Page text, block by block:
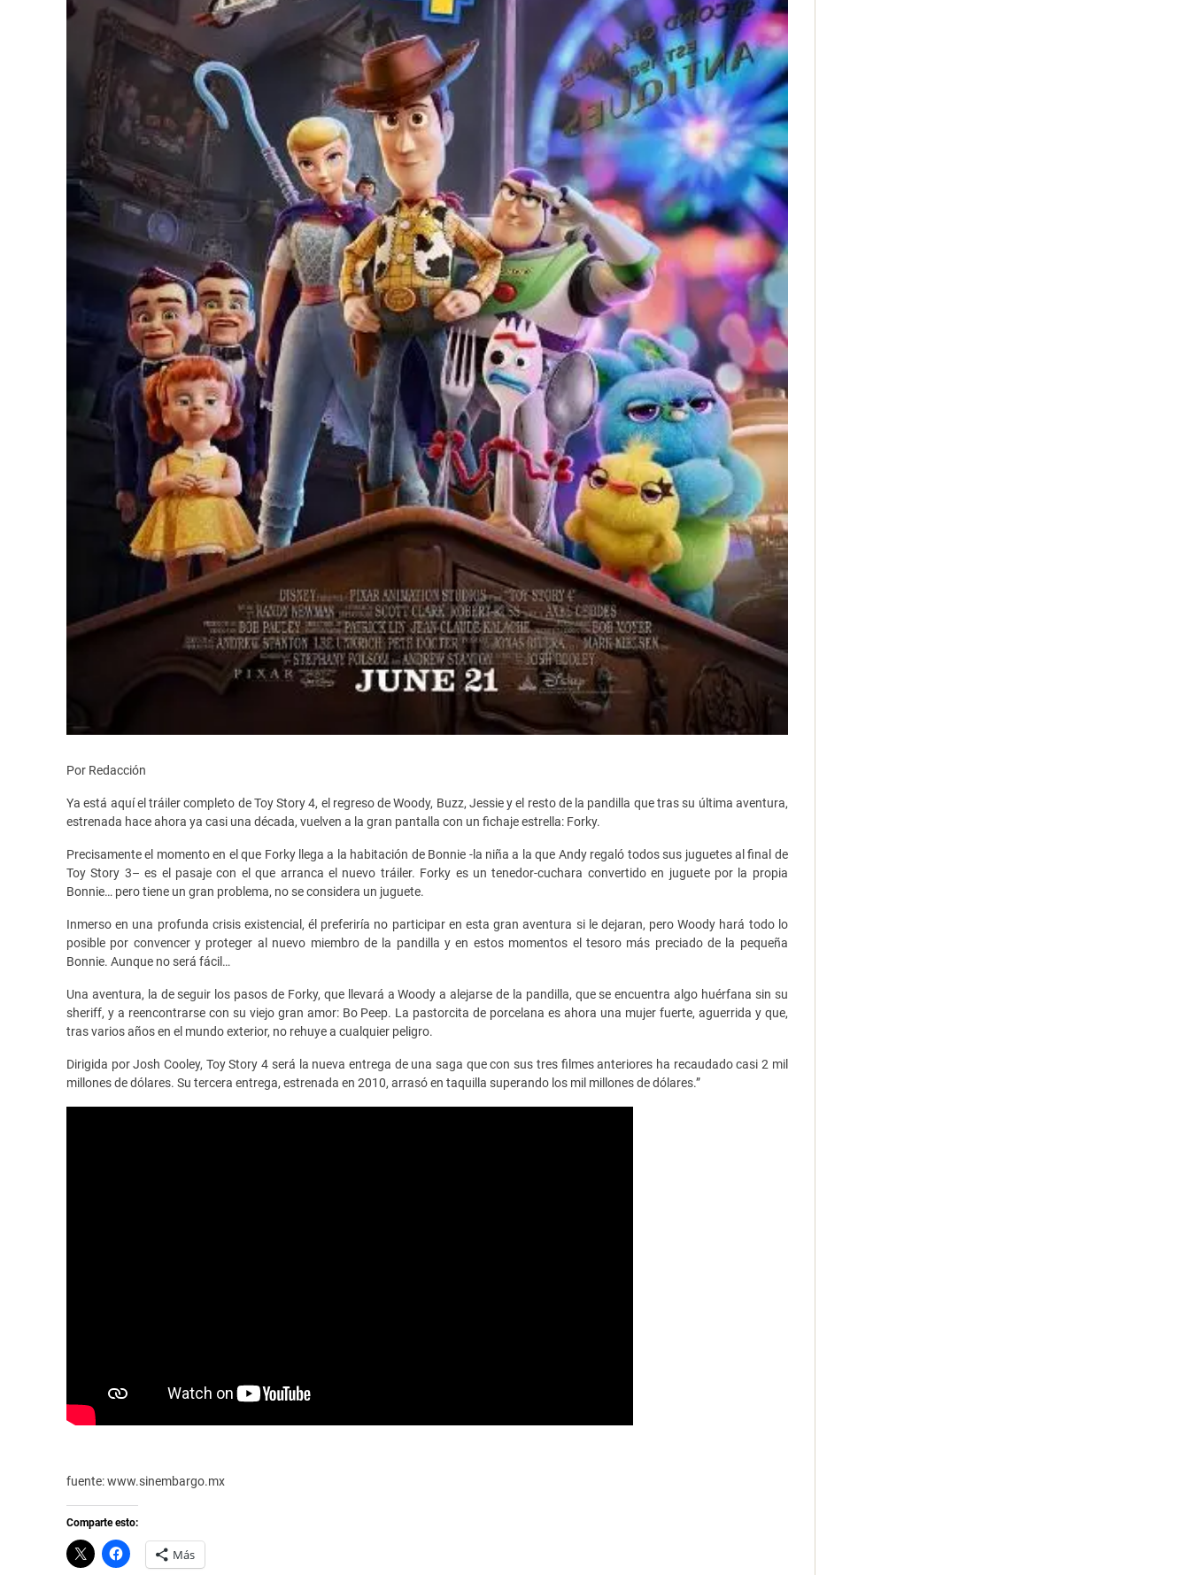
Por Redacción
Ya está aquí el tráiler completo de Toy Story 4, el regreso de Woody, Buzz, Jessie y el resto de la pandilla que tras su última aventura,
estrenada hace ahora ya casi una década, vuelven a la gran pantalla con un fichaje estrella: Forky.
Precisamente el momento en el que Forky llega a la habitación de Bonnie -la niña a la que Andy regaló todos sus juguetes al final de
Toy Story 3– es el pasaje con el que arranca el nuevo tráiler. Forky es un tenedor-cuchara convertido en juguete por la propia
Bonnie… pero tiene un gran problema, no se considera un juguete.
Inmerso en una profunda crisis existencial, él preferiría no participar en esta gran aventura si le dejaran, pero Woody hará todo lo
posible por convencer y proteger al nuevo miembro de la pandilla y en estos momentos el tesoro más preciado de la pequeña
Bonnie. Aunque no será fácil…
Una aventura, la de seguir los pasos de Forky, que llevará a Woody a alejarse de la pandilla, que se encuentra algo huérfana sin su
sheriff, y a reencontrarse con su viejo gran amor: Bo Peep. La pastorcita de porcelana es ahora una mujer fuerte, aguerrida y que,
tras varios años en el mundo exterior, no rehuye a cualquier peligro.
Dirigida por Josh Cooley, Toy Story 4 será la nueva entrega de una saga que con sus tres filmes anteriores ha recaudado casi 2 mil
millones de dólares. Su tercera entrega, estrenada en 2010, arrasó en taquilla superando los mil millones de dólares.”
fuente: www.sinembargo.mx
Comparte esto:
C
l
H
a Más